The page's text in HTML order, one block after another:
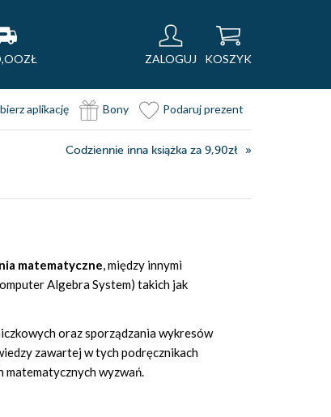
ZALOGUJ KOSZYK
aplikację Bony Podaruj prezent
Codziennie inna książka za 9,90zł
matematyczne, między innymi
Algebra System) takich jak
oraz sporządzania wykresów
zawartej w tych podręcznikach
matematycznych wyzwań.